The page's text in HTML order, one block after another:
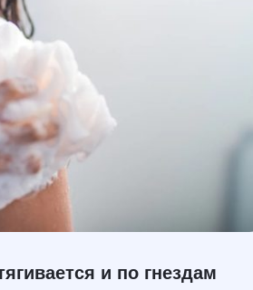
и по гнездам